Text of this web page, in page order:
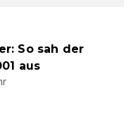
So sah der
aus